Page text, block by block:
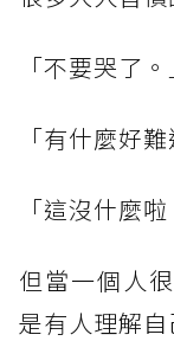
「不要哭了。
「有什麼好難
「這沒什麼啦
但當一個人
是有人理解自